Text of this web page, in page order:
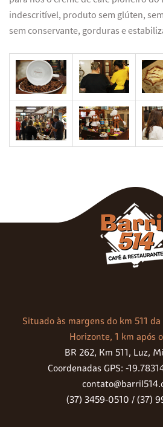
indescritível, produto sem glúten,
sem conservante, gorduras e
Situado às margens do km 511
Horizonte, 1 km após
BR 262, Km 511, Luz,
Coordenadas GPS: -
(37) 3459-0510 / (37)